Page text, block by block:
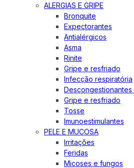
ALERGIAS E GRIPE
Bronquite
Expectorantes
Antialérgicos
Asma
Rinite
Gripe e resfriado
Infecção respiratória
Descongestionantes
Gripe e resfriado
Tosse
Imunoestimulantes
PELE E MUCOSA
Irritações
Feridas
Micoses e fungos